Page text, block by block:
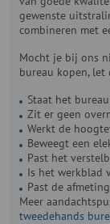
gewenste
combineren met
Mocht je bij ons
bureau kopen,
Staat het
Zit er geen
Werkt de
Beweegt een
Past het
Is het werkblad
Past de
Meer
tweedehands